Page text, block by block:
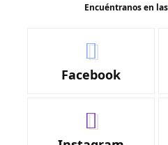
Encuéntranos en
Facebook